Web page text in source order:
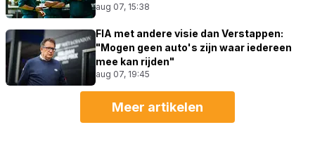
aug 07, 15:38
FIA met andere visie dan Verstappen:
"Mogen geen auto's zijn waar iedereen
mee kan rijden"
aug 07, 19:45
Meer artikelen